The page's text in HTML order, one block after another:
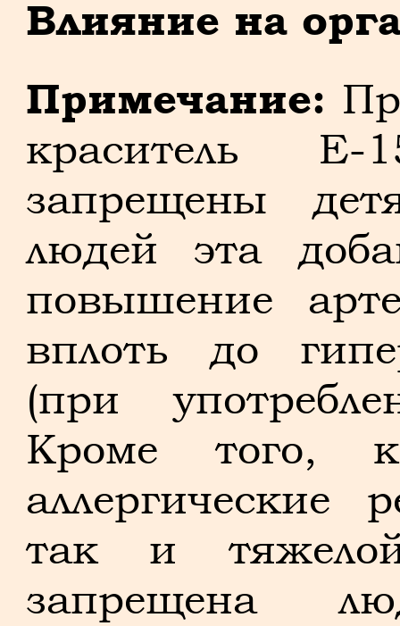
Влияние на
Примечание:
краситель Е-
запрещены
людей эта
повышение
вплоть до
(при
Кроме того,
аллергические
так и
запрещена